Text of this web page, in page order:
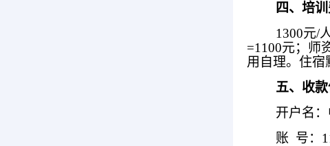
四、培
1300元/
=1100元；师
用自理。住宿
五、收
开户名
账 号：